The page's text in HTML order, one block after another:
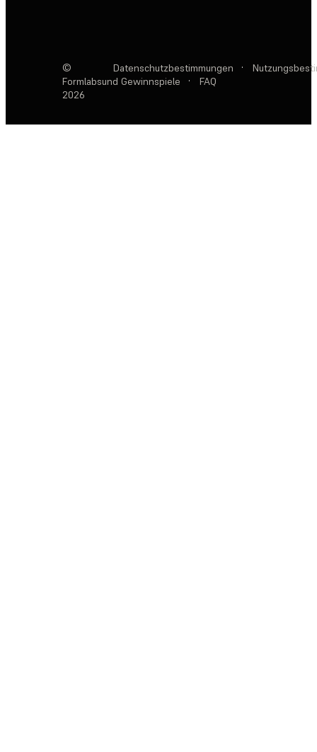
©
Formlabs
2026
Datenschutzbestimmungen ·
und Gewinnspiele
· FAQ